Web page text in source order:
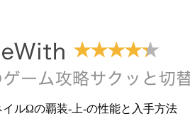
イルΩの覇装-上-の性能と入手方法